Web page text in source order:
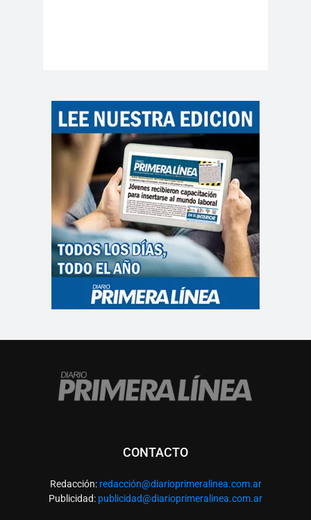
CONTACTO
Redacción: redacción@diarioprimeralinea.com.ar
Publicidad: publicidad@diarioprimeralinea.com.ar